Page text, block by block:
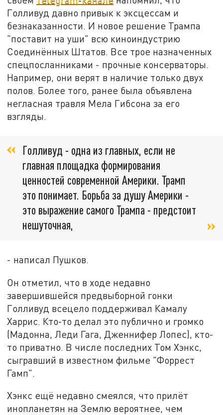
Голливуд давно привык к эксцессам и
безнаказанности. И новое решение Трампа
"поставит на уши" всю киноиндустрию
Соединённых Штатов. Все трое назначенных
спецпосланниками - прочные консерваторы.
Например, они верят в наличие только двух
полов. Более того, ранее была объявлена
негласная травля Мела Гибсона за его
взгляды.
Голливуд - одна из главных, если не
главная площадка формирования
ценностей современной Америки. Трамп
это понимает. Борьба за душу Америки -
это выражение самого Трампа - предстоит
нешуточная,
- написал Пушков.
Он отметил, что в ходе недавно
завершившейся предвыборной гонки
Голливуд всецело поддерживал Камалу
Харрис. Кто-то делал это публично и громко
(Мадонна, Леди Гага, Дженнифер Лопес), кто-
то приватно. В числе последних Том Хэнкс,
сыгравший в известном фильме "Форрест
Гамп".
Хэнкс ещё недавно смеялся, что прилёт
инопланетян на Землю вероятнее, чем